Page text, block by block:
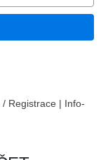
Registrace | Info-